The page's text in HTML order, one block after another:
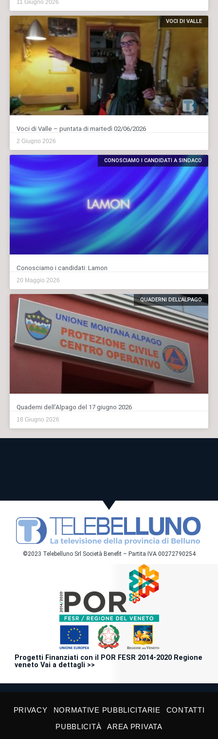
11 Giugno 2026
VOCI DI VALLE
Voci di Valle – puntata di martedì 02/06/2026
2 Giugno 2026
CONOSCIAMO I CANDIDATI A SINDACO
Conosciamo i candidati: Lamon
20 Maggio 2026
QUADERNI DELL'ALPAGO
Quaderni dell’Alpago del 17 giugno 2026
18 Giugno 2026
©2023 Telebelluno Srl Società Benefit – Partita IVA 00272790254
Progetti Finanziati con il POR FESR 2014-2020 Regione
veneto Vai a dettagli >>
PRIVACY NORMATIVE PUBBLICITARIE
CONTATTI
PUBBLICITÀ
AREA PRIVATA